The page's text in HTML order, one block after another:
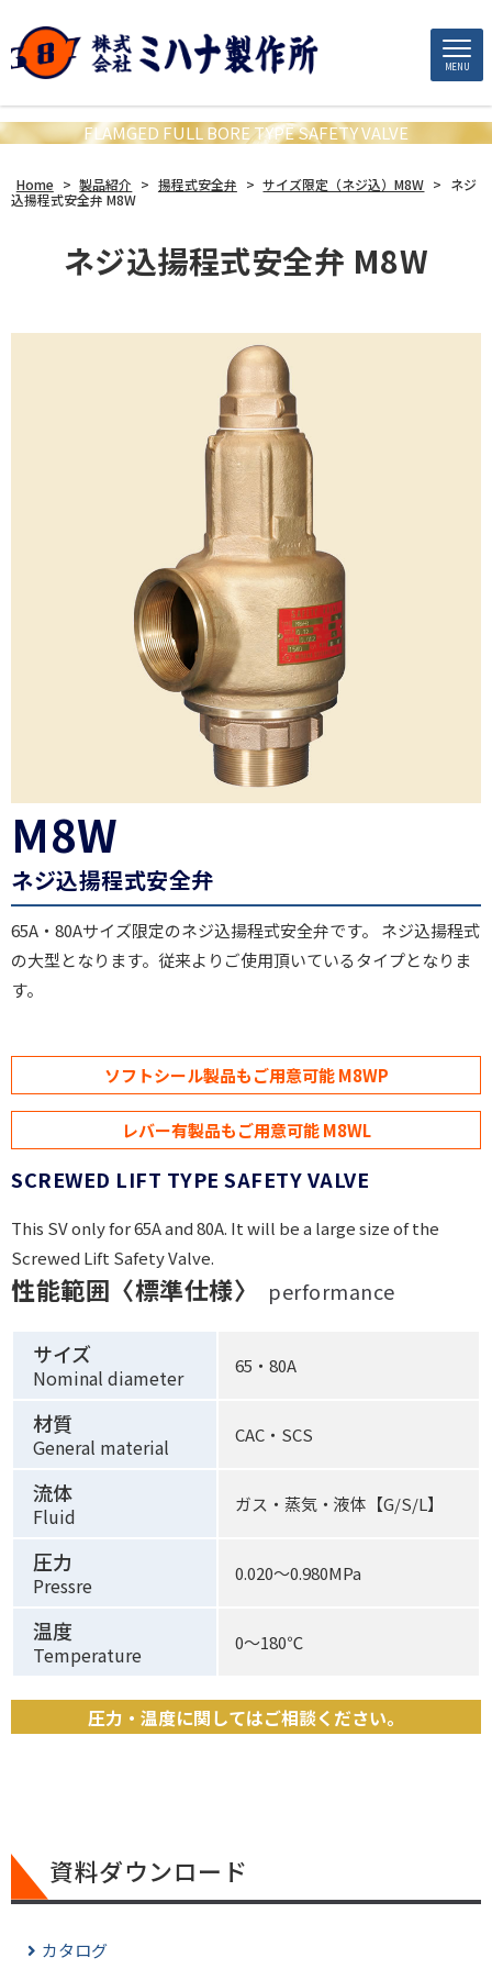
MENU
FLAMGED FULL BORE TYPE SAFETY VALVE
Home > 製品紹介 > 揚程式安全弁 > サイズ限定（ネジ込）M8W > ネジ
込揚程式安全弁 M8W
ネジ込揚程式安全弁 M8W
M8W
ネジ込揚程式安全弁
65A・80Aサイズ限定のネジ込揚程式安全弁です。 ネジ込揚程式
の大型となります。従来よりご使用頂いているタイプとなりま
す。
ソフトシール製品もご用意可能 M8WP
レバー有製品もご用意可能 M8WL
SCREWED LIFT TYPE SAFETY VALVE
This SV only for 65A and 80A. It will be a large size of the
Screwed Lift Safety Valve.
性能範囲〈標準仕様〉 performance
サイズ
Nominal diameter 65・80A
材質
General material CAC・SCS
流体
Fluid ガス・蒸気・液体【G/S/L】
圧力
Pressre 0.020〜0.980MPa
温度
Temperature 0〜180℃
圧力・温度に関してはご相談ください。
資料ダウンロード
カタログ